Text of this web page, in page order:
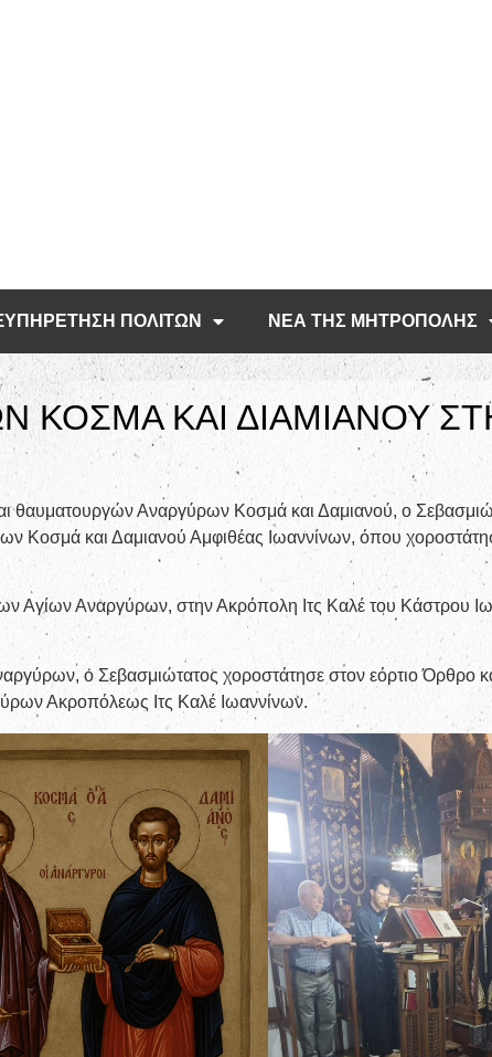
ΠΟΛΙΤΩΝ ΝΕΑ ΤΗΣ ΜΗΤΡΟΠΟΛΗΣ
ΚΑΙ ΔΙΑΜΙΑΝΟΥ
θαυματουργών Αναργύρων Κοσμά και Δαμιανού, ο
Κοσμά και Δαμιανού Αμφιθέας Ιωαννίνων, όπου
Αγίων Αναργύρων, στην Ακρόπολη Ιτς Καλέ του Κάστρου
ο Σεβασμιώτατος χοροστάτησε στον εόρτιο Όρθρο
Ακροπόλεως Ιτς Καλέ Ιωαννίνων.